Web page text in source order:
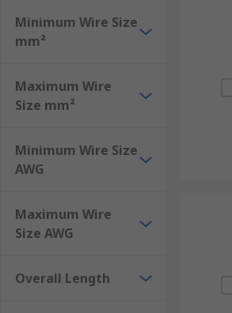
Minimum Wire Size
mm²
Maximum Wire
Size mm²
Minimum Wire Size
AWG
Maximum Wire
Size AWG
Overall Length